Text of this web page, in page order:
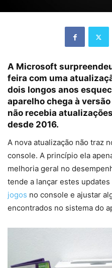
A Microsoft
feira com uma
dois longos anos
aparelho chega à versão
não recebia
desde 2016.
A nova atualização não traz
console. A princípio ela
melhoria geral no
tende a lançar estes
jogos no console e ajustar
encontrados no sistema do